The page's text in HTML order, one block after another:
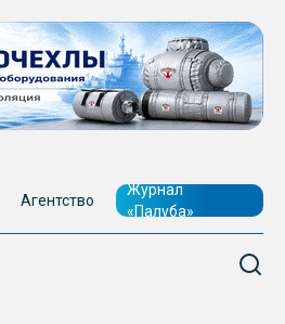
Агентство
Журнал
«Палуба»